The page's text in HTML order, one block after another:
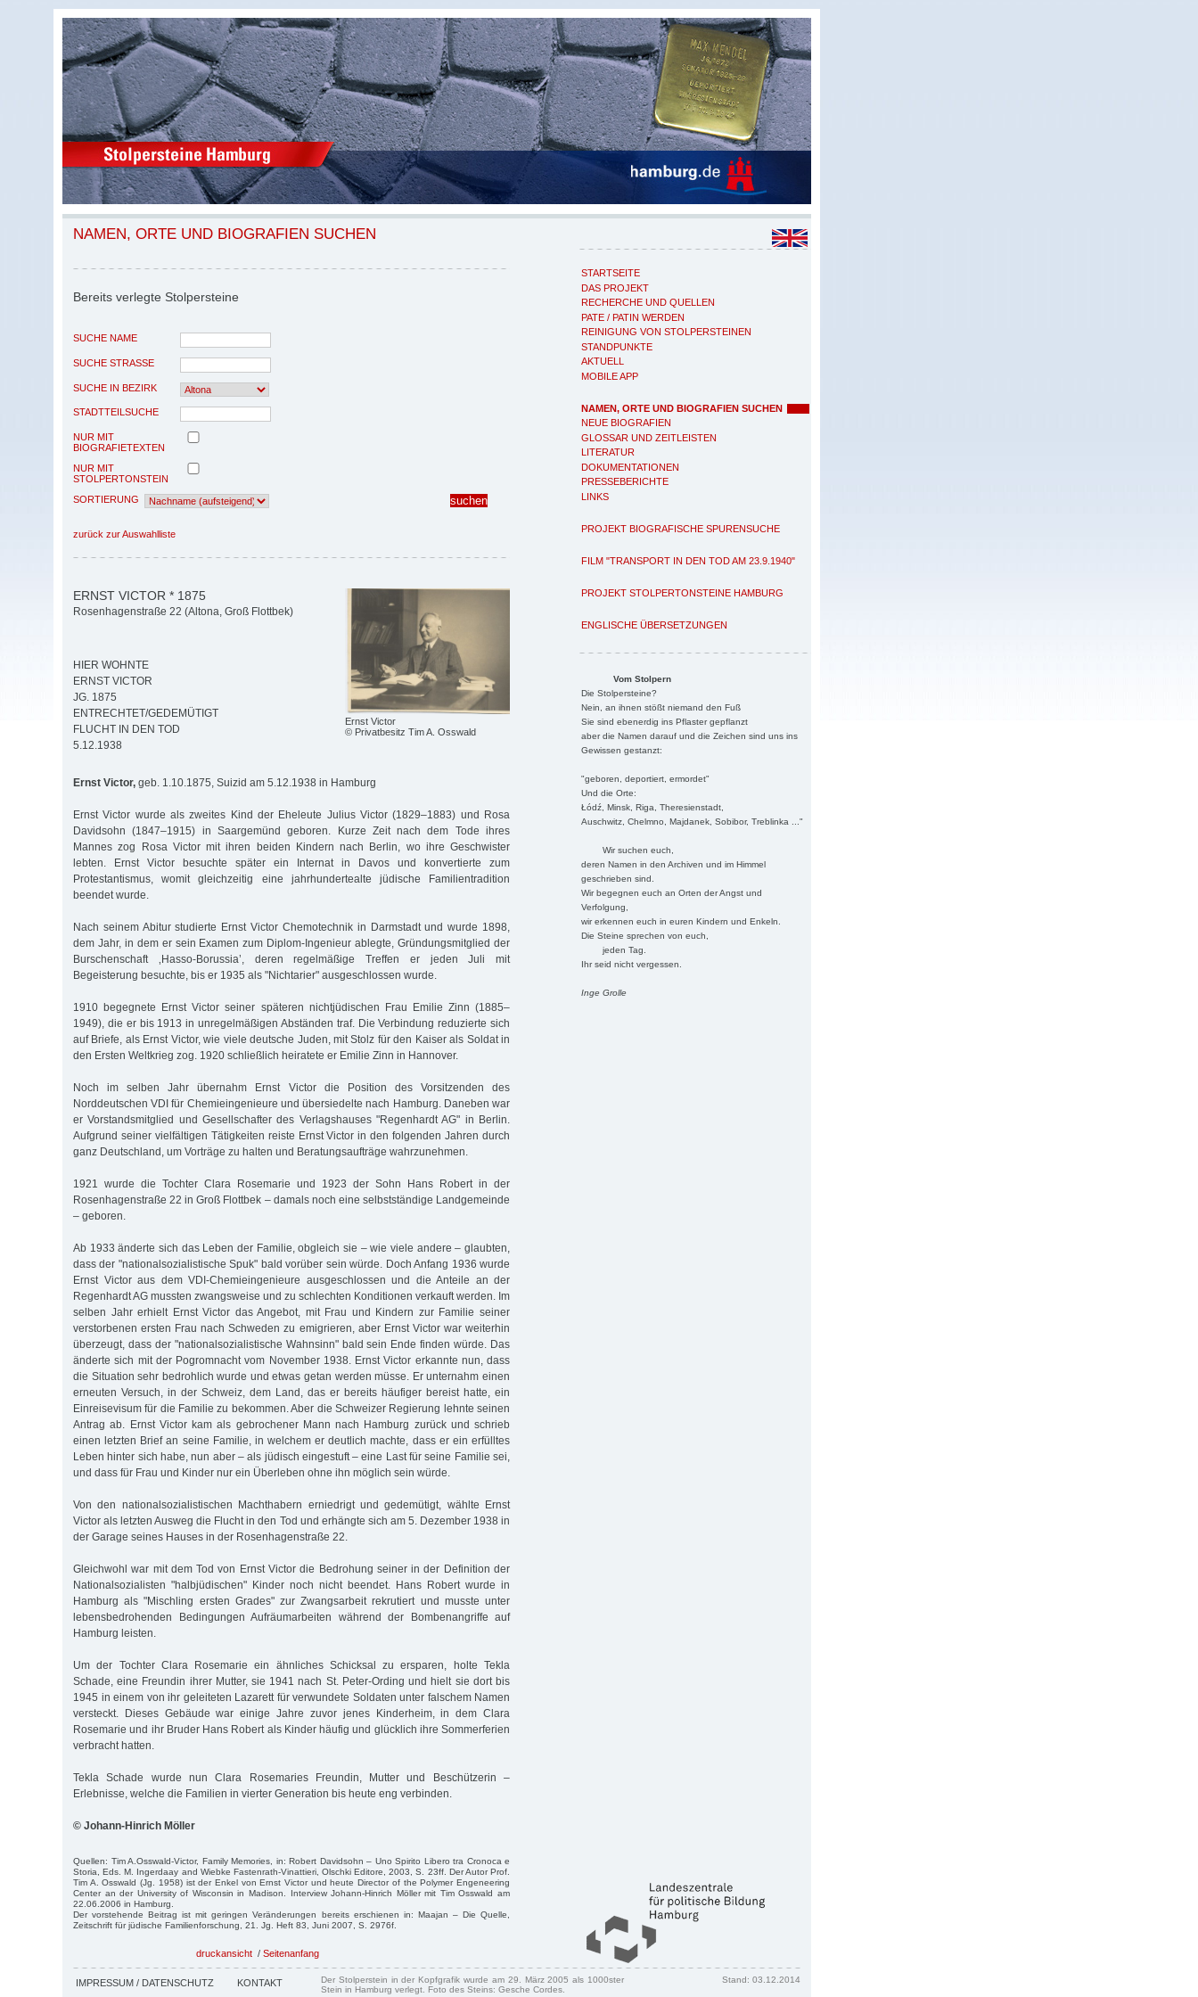
STARTSEITE
DAS PROJEKT
RECHERCHE UND QUELLEN
PATE / PATIN WERDEN
REINIGUNG VON STOLPERSTEINEN
STANDPUNKTE
AKTUELL
MOBILE APP
NAMEN, ORTE UND BIOGRAFIEN SUCHEN
NEUE BIOGRAFIEN
GLOSSAR UND ZEITLEISTEN
LITERATUR
DOKUMENTATIONEN
PRESSEBERICHTE
LINKS
PROJEKT BIOGRAFISCHE SPURENSUCHE
FILM "TRANSPORT IN DEN TOD AM 23.9.1940"
PROJEKT STOLPERTONSTEINE HAMBURG
ENGLISCHE ÜBERSETZUNGEN
Vom Stolpern
Die Stolpersteine?
Nein, an ihnen stößt niemand den Fuß
Sie sind ebenerdig ins Pflaster gepflanzt
aber die Namen darauf und die Zeichen sind uns ins
Gewissen gestanzt:
"geboren, deportiert, ermordet"
Und die Orte:
Łódź, Minsk, Riga, Theresienstadt,
Auschwitz, Chelmno, Majdanek, Sobibor, Treblinka ..."
Wir suchen euch,
deren Namen in den Archiven und im Himmel
geschrieben sind.
Wir begegnen euch an Orten der Angst und
Verfolgung,
wir erkennen euch in euren Kindern und Enkeln.
Die Steine sprechen von euch,
jeden Tag.
Ihr seid nicht vergessen.
Inge Grolle
NAMEN, ORTE UND BIOGRAFIEN SUCHEN
Bereits verlegte Stolpersteine
SUCHE NAME
SUCHE STRASSE
SUCHE IN BEZIRK
STADTTEILSUCHE
NUR MIT
BIOGRAFIETEXTEN
NUR MIT
STOLPERTONSTEIN
SORTIERUNG
zurück zur Auswahlliste
Ernst Victor
© Privatbesitz Tim A. Osswald
ERNST VICTOR * 1875
Rosenhagenstraße 22 (Altona, Groß Flottbek)
HIER WOHNTE
ERNST VICTOR
JG. 1875
ENTRECHTET/GEDEMÜTIGT
FLUCHT IN DEN TOD
5.12.1938
Ernst Victor, geb. 1.10.1875, Suizid am 5.12.1938 in Hamburg
Ernst Victor wurde als zweites Kind der Eheleute Julius Victor (1829–1883) und Rosa
Davidsohn (1847–1915) in Saargemünd geboren. Kurze Zeit nach dem Tode ihres
Mannes zog Rosa Victor mit ihren beiden Kindern nach Berlin, wo ihre Geschwister
lebten. Ernst Victor besuchte später ein Internat in Davos und konvertierte zum
Protestantismus, womit gleichzeitig eine jahrhundertealte jüdische Familientradition
beendet wurde.
Nach seinem Abitur studierte Ernst Victor Chemotechnik in Darmstadt und wurde 1898,
dem Jahr, in dem er sein Examen zum Diplom-Ingenieur ablegte, Gründungsmitglied der
Burschenschaft ‚Hasso-Borussia’, deren regelmäßige Treffen er jeden Juli mit
Begeisterung besuchte, bis er 1935 als "Nichtarier" ausgeschlossen wurde.
1910 begegnete Ernst Victor seiner späteren nichtjüdischen Frau Emilie Zinn (1885–
1949), die er bis 1913 in unregelmäßigen Abständen traf. Die Verbindung reduzierte sich
auf Briefe, als Ernst Victor, wie viele deutsche Juden, mit Stolz für den Kaiser als Soldat in
den Ersten Weltkrieg zog. 1920 schließlich heiratete er Emilie Zinn in Hannover.
Noch im selben Jahr übernahm Ernst Victor die Position des Vorsitzenden des
Norddeutschen VDI für Chemieingenieure und übersiedelte nach Hamburg. Daneben war
er Vorstandsmitglied und Gesellschafter des Verlagshauses "Regenhardt AG" in Berlin.
Aufgrund seiner vielfältigen Tätigkeiten reiste Ernst Victor in den folgenden Jahren durch
ganz Deutschland, um Vorträge zu halten und Beratungsaufträge wahrzunehmen.
1921 wurde die Tochter Clara Rosemarie und 1923 der Sohn Hans Robert in der
Rosenhagenstraße 22 in Groß Flottbek – damals noch eine selbstständige Landgemeinde
– geboren.
Ab 1933 änderte sich das Leben der Familie, obgleich sie – wie viele andere – glaubten,
dass der "nationalsozialistische Spuk" bald vorüber sein würde. Doch Anfang 1936 wurde
Ernst Victor aus dem VDI-Chemieingenieure ausgeschlossen und die Anteile an der
Regenhardt AG mussten zwangsweise und zu schlechten Konditionen verkauft werden. Im
selben Jahr erhielt Ernst Victor das Angebot, mit Frau und Kindern zur Familie seiner
verstorbenen ersten Frau nach Schweden zu emigrieren, aber Ernst Victor war weiterhin
überzeugt, dass der "nationalsozialistische Wahnsinn" bald sein Ende finden würde. Das
änderte sich mit der Pogromnacht vom November 1938. Ernst Victor erkannte nun, dass
die Situation sehr bedrohlich wurde und etwas getan werden müsse. Er unternahm einen
erneuten Versuch, in der Schweiz, dem Land, das er bereits häufiger bereist hatte, ein
Einreisevisum für die Familie zu bekommen. Aber die Schweizer Regierung lehnte seinen
Antrag ab. Ernst Victor kam als gebrochener Mann nach Hamburg zurück und schrieb
einen letzten Brief an seine Familie, in welchem er deutlich machte, dass er ein erfülltes
Leben hinter sich habe, nun aber – als jüdisch eingestuft – eine Last für seine Familie sei,
und dass für Frau und Kinder nur ein Überleben ohne ihn möglich sein würde.
Von den nationalsozialistischen Machthabern erniedrigt und gedemütigt, wählte Ernst
Victor als letzten Ausweg die Flucht in den Tod und erhängte sich am 5. Dezember 1938 in
der Garage seines Hauses in der Rosenhagenstraße 22.
Gleichwohl war mit dem Tod von Ernst Victor die Bedrohung seiner in der Definition der
Nationalsozialisten "halbjüdischen" Kinder noch nicht beendet. Hans Robert wurde in
Hamburg als "Mischling ersten Grades" zur Zwangsarbeit rekrutiert und musste unter
lebensbedrohenden Bedingungen Aufräumarbeiten während der Bombenangriffe auf
Hamburg leisten.
Um der Tochter Clara Rosemarie ein ähnliches Schicksal zu ersparen, holte Tekla
Schade, eine Freundin ihrer Mutter, sie 1941 nach St. Peter-Ording und hielt sie dort bis
1945 in einem von ihr geleiteten Lazarett für verwundete Soldaten unter falschem Namen
versteckt. Dieses Gebäude war einige Jahre zuvor jenes Kinderheim, in dem Clara
Rosemarie und ihr Bruder Hans Robert als Kinder häufig und glücklich ihre Sommerferien
verbracht hatten.
Tekla Schade wurde nun Clara Rosemaries Freundin, Mutter und Beschützerin –
Erlebnisse, welche die Familien in vierter Generation bis heute eng verbinden.
© Johann-Hinrich Möller
Quellen: Tim A.Osswald-Victor, Family Memories, in: Robert Davidsohn – Uno Spirito Libero tra Cronoca e
Storia, Eds. M. Ingerdaay and Wiebke Fastenrath-Vinattieri, Olschki Editore, 2003, S. 23ff. Der Autor Prof.
Tim A. Osswald (Jg. 1958) ist der Enkel von Ernst Victor und heute Director of the Polymer Engeneering
Center an der University of Wisconsin in Madison. Interview Johann-Hinrich Möller mit Tim Osswald am
22.06.2006 in Hamburg.
Der vorstehende Beitrag ist mit geringen Veränderungen bereits erschienen in: Maajan – Die Quelle,
Zeitschrift für jüdische Familienforschung, 21. Jg. Heft 83, Juni 2007, S. 2976f.
druckansicht / Seitenanfang
IMPRESSUM / DATENSCHUTZ KONTAKT
Der Stolperstein in der Kopfgrafik wurde am 29. März 2005 als 1000ster
Stein in Hamburg verlegt. Foto des Steins: Gesche Cordes.
Stand: 03.12.2014